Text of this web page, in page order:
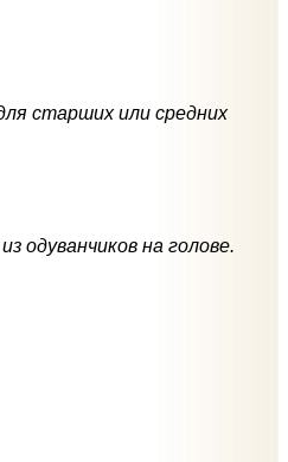
старших или средних
одуванчиков на голове.